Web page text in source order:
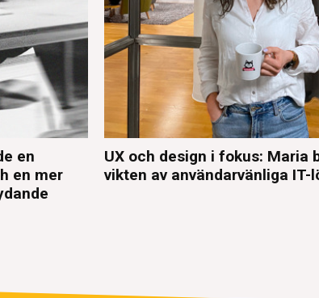
en
en mer
UX och design i fokus: Maria
vikten av användarvänliga IT-